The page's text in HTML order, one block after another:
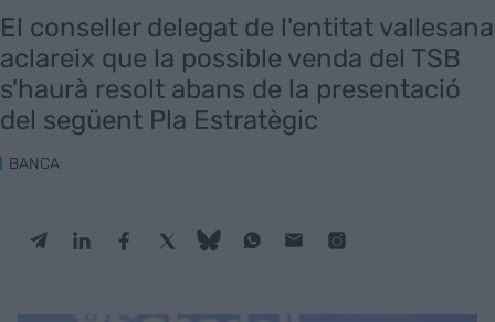
El conseller delegat de l'entitat vallesana
aclareix que la possible venda del TSB
s'haurà resolt abans de la presentació
del següent Pla Estratègic
BANCA